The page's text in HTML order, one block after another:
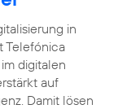
in
Telefónica
digitalen
auf
Damit lösen